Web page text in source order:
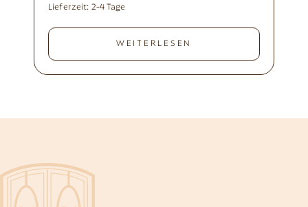
Lieferzeit: 2-4 Tage
WEITERLESEN